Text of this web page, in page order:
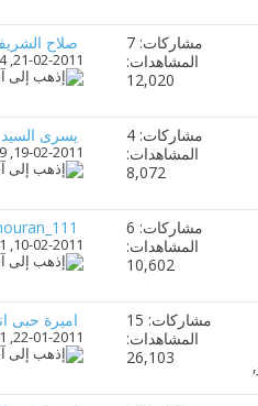
مشاركات: 7
المشاهدات:
12,020
صلاح
21-02-2011,
مشاركات: 4
المشاهدات:
8,072
يسرى السيد
19-02-2011,
مشاركات: 6
المشاهدات:
10,602
10-02-2011,
مشاركات: 15
المشاهدات:
26,103
اميرة حبى
22-01-2011,